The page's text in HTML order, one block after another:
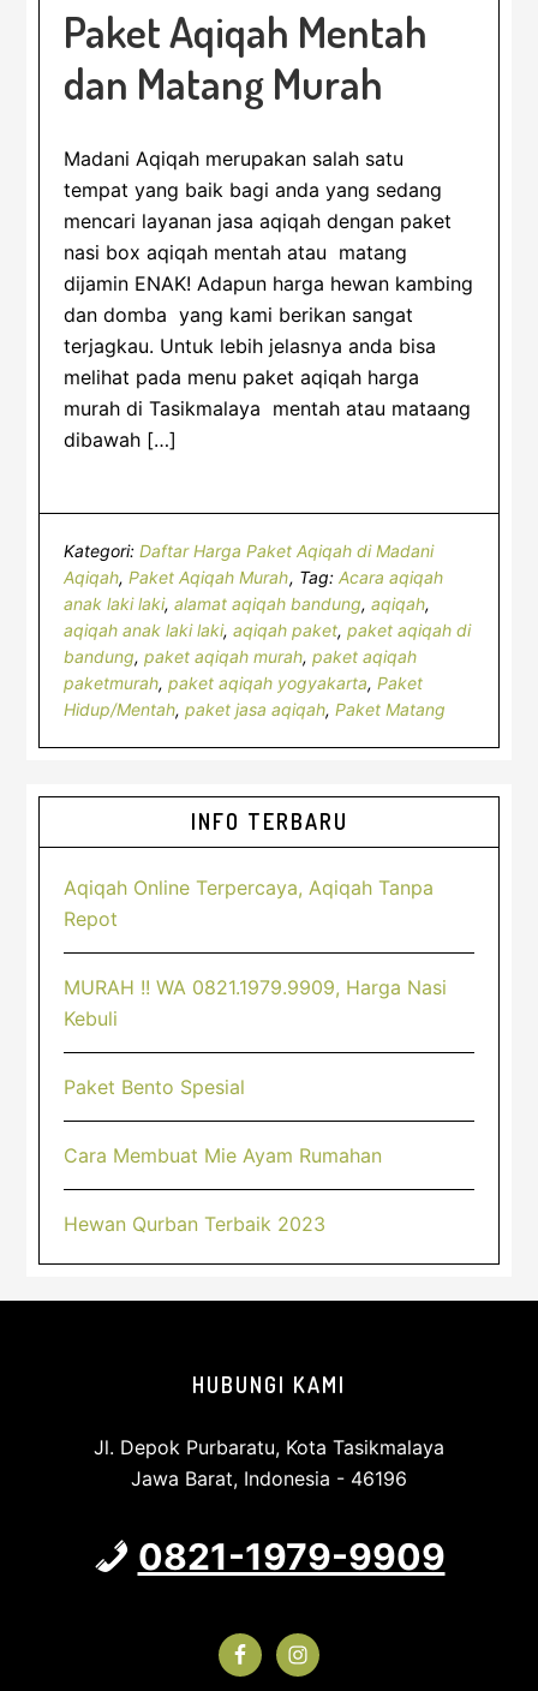
Paket Aqiqah Mentah
dan Matang Murah
Madani Aqiqah merupakan salah satu
tempat yang baik bagi anda yang sedang
mencari layanan jasa aqiqah dengan paket
nasi box aqiqah mentah atau matang
dijamin ENAK! Adapun harga hewan kambing
dan domba yang kami berikan sangat
terjagkau. Untuk lebih jelasnya anda bisa
melihat pada menu paket aqiqah harga
murah di Tasikmalaya mentah atau mataang
dibawah […]
Kategori:Daftar Harga Paket Aqiqah di Madani
Aqiqah,Paket Aqiqah Murah Tag:Acara aqiqah
anak laki laki,alamat aqiqah bandung,aqiqah,
aqiqah anak laki laki,aqiqah paket,paket aqiqah di
bandung,paket aqiqah murah,paket aqiqah
paketmurah,paket aqiqah yogyakarta,Paket
Hidup/Mentah,paket jasa aqiqah,Paket Matang
Sidebar
Utama
INFO TERBARU
Aqiqah Online Terpercaya, Aqiqah Tanpa
Repot
MURAH !! WA 0821.1979.9909, Harga Nasi
Kebuli
Paket Bento Spesial
Cara Membuat Mie Ayam Rumahan
Hewan Qurban Terbaik 2023
HUBUNGI KAMI
Jl. Depok Purbaratu, Kota Tasikmalaya
Jawa Barat, Indonesia - 46196
0821-1979-9909